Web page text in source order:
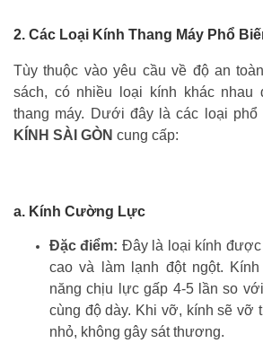
2. Các Loại Kính Thang Máy Phổ
Tùy thuộc vào yêu cầu về độ an
sách, có nhiều loại kính khác
thang máy. Dưới đây là các loại phổ
KÍNH SÀI GÒN cung cấp:
a. Kính Cường Lực
Đặc điểm: Đây là loại kính
cao và làm lạnh đột ngột.
năng chịu lực gấp 4-5 lần so
cùng độ dày. Khi vỡ, kính sẽ vỡ
nhỏ, không gây sát thương.